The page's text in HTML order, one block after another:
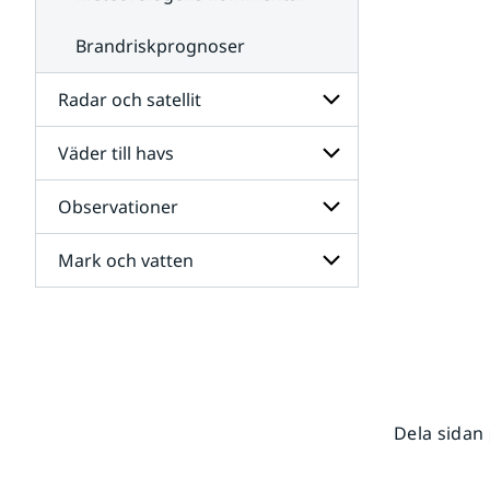
Brandriskprognoser
Radar och satellit
Undersidor
för
Radar
och
satellit
Väder till havs
Undersidor
för
Väder
till
havs
Observationer
Undersidor
för
Mark och vatten
Dela sidan